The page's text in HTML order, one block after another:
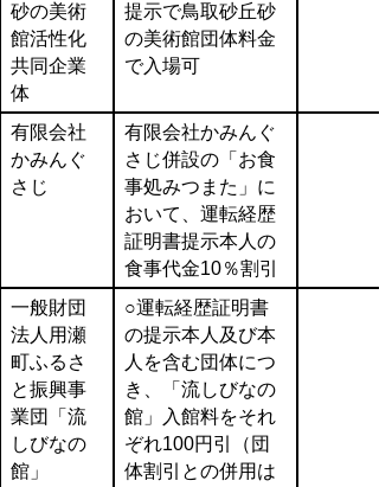
砂の美術
館活性化
共同企業
体
提示で鳥取砂丘砂
の美術館団体料金
で入場可
有限会社
かみんぐ
さじ
有限会社かみんぐ
さじ併設の「お食
事処みつまた」に
おいて、運転経歴
証明書提示本人の
食事代金10％割引
一般財団
法人用瀬
町ふるさ
と振興事
業団「流
しびなの
館」
○運転経歴証明書
の提示本人及び本
人を含む団体につ
き、「流しびなの
館」入館料をそれ
ぞれ100円引（団
体割引との併用は